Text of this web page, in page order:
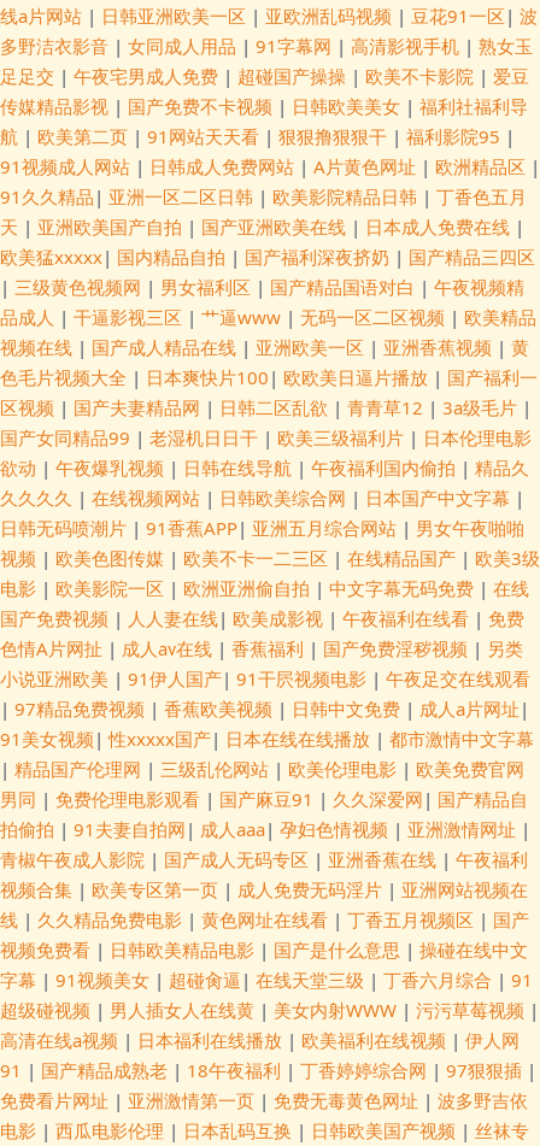
线a片网站 | 日韩亚洲欧美一区 | 亚欧洲乱码视频 | 豆花91一区 | 波
多野洁衣影音 | 女同成人用品 | 91字幕网 | 高清影视手机 | 熟女玉
足足交 | 午夜宅男成人免费 | 超碰国产操操 | 欧美不卡影院 | 爱豆
传媒精品影视 | 国产免费不卡视频 | 日韩欧美美女 | 福利社福利导
航 | 欧美第二页 | 91网站天天看 | 狠狠撸狠狠干 | 福利影院95 |
91视频成人网站 | 日韩成人免费网站 | A片黄色网址 | 欧洲精品区 |
91久久精品 | 亚洲一区二区日韩 | 欧美影院精品日韩 | 丁香色五月
天 | 亚洲欧美国产自拍 | 国产亚洲欧美在线 | 日本成人免费在线 |
欧美猛xxxxx| 国内精品自拍 | 国产福利深夜挤奶 | 国产精品三四区
| 三级黄色视频网 | 男女福利区 | 国产精品国语对白 | 午夜视频精
品成人 | 干逼影视三区 | 艹逼www | 无码一区二区视频 | 欧美精品
视频在线 | 国产成人精品在线 | 亚洲欧美一区 | 亚洲香蕉视频 | 黄
色毛片视频大全 | 日本爽快片100 | 欧欧美日逼片播放 | 国产福利一
区视频 | 国产夫妻精品网 | 日韩二区乱欲 | 青青草12 | 3a级毛片 |
国产女同精品99 | 老湿机日日干 | 欧美三级福利片 | 日本伦理电影
欲动 | 午夜爆乳视频 | 日韩在线导航 | 午夜福利国内偷拍 | 精品久
久久久久 | 在线视频网站 | 日韩欧美综合网 | 日本国产中文字幕 |
日韩无码喷潮片 | 91香蕉APP| 亚洲五月综合网站 | 男女午夜啪啪
视频 | 欧美色图传媒 | 欧美不卡一二三区 | 在线精品国产 | 欧美3级
电影 | 欧美影院一区 | 欧洲亚洲偷自拍 | 中文字幕无码免费 | 在线
国产免费视频 | 人人妻在线| 欧美成影视 | 午夜福利在线看 | 免费
色情A片网扯 | 成人aⅴ在线 | 香蕉福利 | 国产免费淫秽视频 | 另类
小说亚洲欧美 | 91伊人国产| 91干屄视频电影 | 午夜足交在线观看
| 97精品免费视频 | 香蕉欧美视频 | 日韩中文免费 | 成人a片网址 |
91美女视频 |性xxxxx国产| 日本在线在线播放 | 都市激情中文字幕
| 精品国产伦理网 | 三级乱伦网站 | 欧美伦理电影 | 欧美免费官网
男同 | 免费伦理电影观看 | 国产麻豆91 | 久久深爱网 | 国产精品自
拍偷拍 | 91夫妻自拍网 | 成人aaa| 孕妇色情视频 | 亚洲激情网址 |
青椒午夜成人影院 | 国产成人无码专区 | 亚洲香蕉在线 | 午夜福利
视频合集 | 欧美专区第一页 | 成人免费无码淫片 | 亚洲网站视频在
线 | 久久精品免费电影 | 黄色网址在线看 | 丁香五月视频区 | 国产
视频免费看 | 日韩欧美精品电影 | 国产是什么意思 | 操碰在线中文
字幕 | 91视频美女 | 超碰肏逼 | 在线天堂三级 | 丁香六月综合 | 91
超级碰视频 | 男人插女人在线黄 | 美女内射WWW | 污污草莓视频 |
高清在线a视频 | 日本福利在线播放 | 欧美福利在线视频 | 伊人网
91 | 国产精品成熟老 | 18午夜福利 | 丁香婷婷综合网 | 97狠狠插 |
免费看片网址 | 亚洲激情第一页 | 免费无毒黄色网址 | 波多野吉依
电影 | 西瓜电影伦理 | 日本乱码互换 | 日韩欧美国产视频 | 丝袜专